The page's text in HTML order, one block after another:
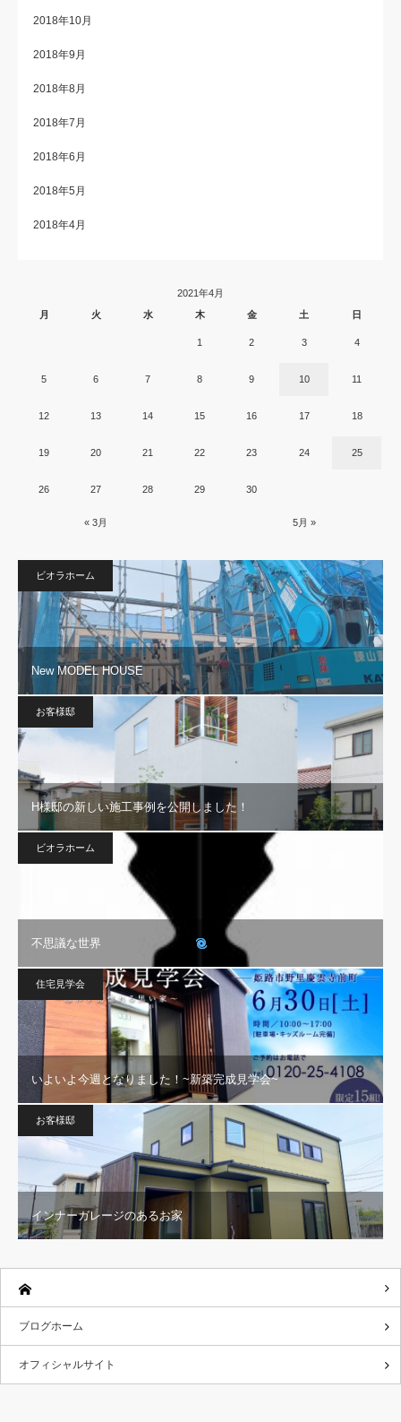
2018年10月
2018年9月
2018年8月
2018年7月
2018年6月
2018年5月
2018年4月
2021年4月
月
火 水 木 金 土 日
« 3月 5月 »
1 2 3 4
5 6 7 8 9 10 11
12 13 14 15 16 17 18
19 20 21 22 23 24 25
26 27 28 29 30
ビオラホーム
New MODEL HOUSE
お客様邸
H様邸の新しい施工事例を公開しました！
ビオラホーム
不思議な世界
住宅見学会
いよいよ今週となりました！~新築完成見学会~
お客様邸
インナーガレージのあるお家
ブログホーム
オフィシャルサイト